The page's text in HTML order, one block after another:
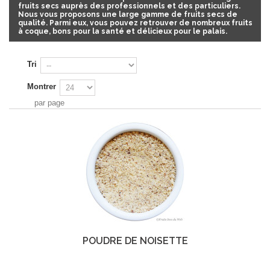
fruits secs auprès des professionnels et des particuliers.
Nous vous proposons une large gamme de fruits secs de
qualité. Parmi eux, vous pouvez retrouver de nombreux fruits
à coque, bons pour la santé et délicieux pour le palais.
Tri
Montrer
par page
POUDRE DE NOISETTE